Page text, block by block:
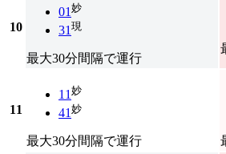
10
01 妙
31 現
最大30分間隔で運行
11
11 妙
41 妙
最大30分間隔で運行